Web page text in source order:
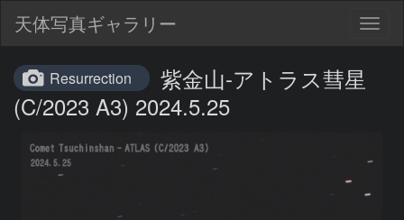
天体写真ギャラリー
Resurrection
紫金山-アトラス彗星
(C/2023 A3) 2024.5.25